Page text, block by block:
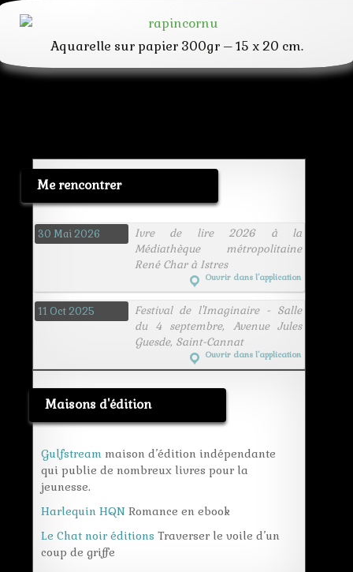
hybride
mignon
Aquarelle sur papier 300gr – 15 x 20 cm.
Me rencontrer
30 Mai 2026
Ivre de lire 2026 à la
Médiathèque métropolitaine
René Char à Istres
Ouvrir dans l’application
11 Oct 2025
Festival de l'Imaginaire - Salle
du 4 septembre, Avenue Jules
Guesde, Saint-Cannat
Ouvrir dans l’application
Maisons d'édition
Gulfstream maison d’édition indépendante
qui publie de nombreux livres pour la
jeunesse.
Harlequin HQN Romance en ebook
Le Chat noir éditions Traverser le voile d’un
coup de griffe